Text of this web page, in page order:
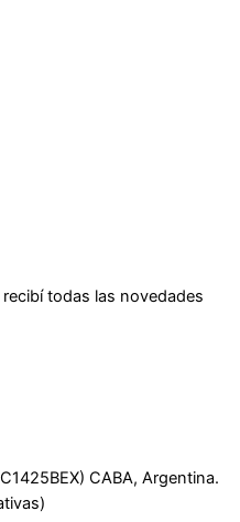
todas las novedades
CABA, Argentina.